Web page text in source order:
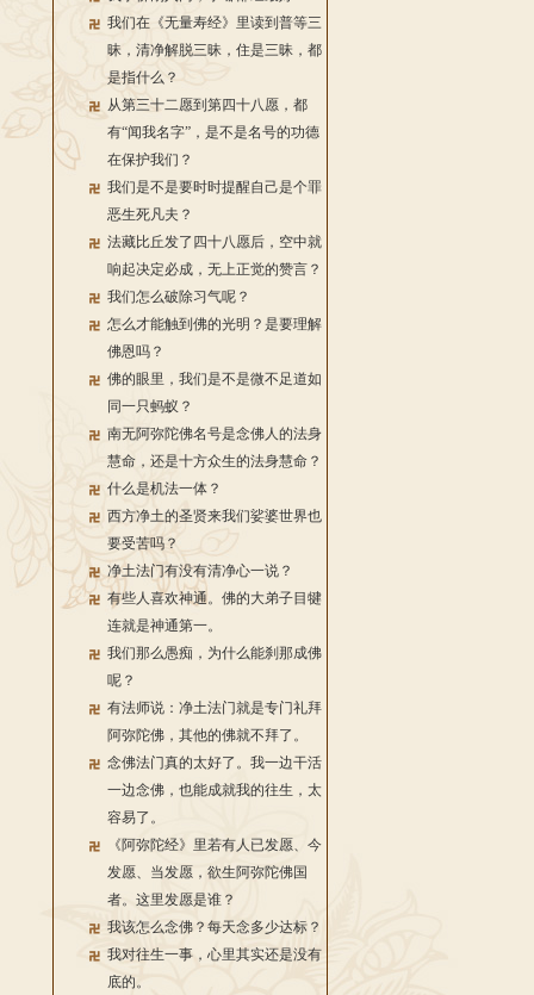
我们在《无量寿经》里读到普等三
昧，清净解脱三昧，住是三昧，都
是指什么？
从第三十二愿到第四十八愿，都
有“闻我名字”，是不是名号的功德
在保护我们？
我们是不是要时时提醒自己是个罪
恶生死凡夫？
法藏比丘发了四十八愿后，空中就
响起决定必成，无上正觉的赞言？
我们怎么破除习气呢？
怎么才能触到佛的光明？是要理解
佛恩吗？
佛的眼里，我们是不是微不足道如
同一只蚂蚁？
南无阿弥陀佛名号是念佛人的法身
慧命，还是十方众生的法身慧命？
什么是机法一体？
西方净土的圣贤来我们娑婆世界也
要受苦吗？
净土法门有没有清净心一说？
有些人喜欢神通。佛的大弟子目犍
连就是神通第一。
我们那么愚痴，为什么能刹那成佛
呢？
有法师说：净土法门就是专门礼拜
阿弥陀佛，其他的佛就不拜了。
念佛法门真的太好了。我一边干活
一边念佛，也能成就我的往生，太
容易了。
《阿弥陀经》里若有人已发愿、今
发愿、当发愿，欲生阿弥陀佛国
者。这里发愿是谁？
我该怎么念佛？每天念多少达标？
我对往生一事，心里其实还是没有
底的。